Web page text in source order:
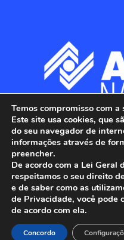
ANFIP -
Fiscais da
Todos os
Temos compromisso com
Este site usa cookies, que
do seu navegador de
informações através de
preencher.
De acordo com a Lei Geral
respeitamos o seu direito
e de saber como as
de Privacidade, você pode
de acordo com ela.
Concordo